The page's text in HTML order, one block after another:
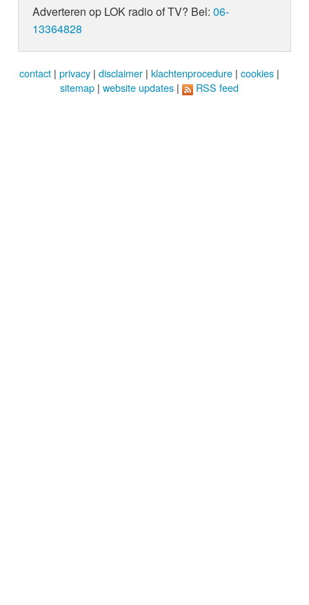
Adverteren op LOK radio of TV? Bel:06-
13364828
contact | privacy | disclaimer | klachtenprocedure | cookies |
sitemap | website updates | RSS feed